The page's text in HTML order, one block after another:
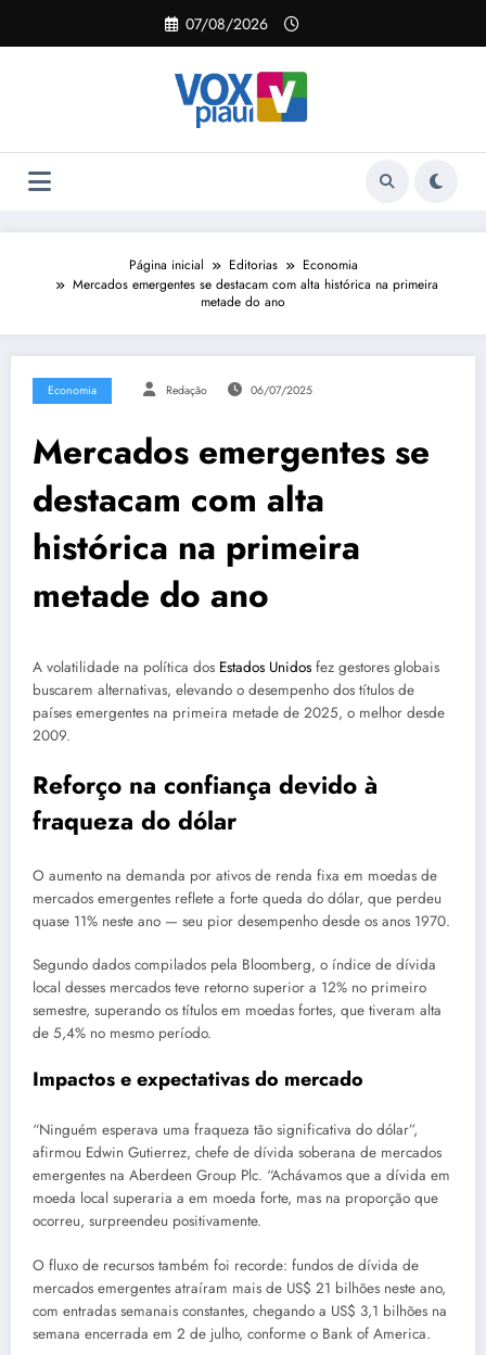
o
07/08/2026
Página inicial Editorias
Economia
Mercados emergentes se destacam com alta histórica na primeira
metade do ano
Economia Redação 06/07/2025
Mercados emergentes se
destacam com alta
histórica na primeira
metade do ano
A volatilidade na política dos Estados Unidos fez gestores globais
buscarem alternativas, elevando o desempenho dos títulos de
países emergentes na primeira metade de 2025, o melhor desde
2009.
Reforço na confiança devido à
fraqueza do dólar
O aumento na demanda por ativos de renda fixa em moedas de
mercados emergentes reflete a forte queda do dólar, que perdeu
quase 11% neste ano — seu pior desempenho desde os anos 1970.
Segundo dados compilados pela Bloomberg, o índice de dívida
local desses mercados teve retorno superior a 12% no primeiro
semestre, superando os títulos em moedas fortes, que tiveram alta
de 5,4% no mesmo período.
Impactos e expectativas do mercado
“Ninguém esperava uma fraqueza tão significativa do dólar”,
afirmou Edwin Gutierrez, chefe de dívida soberana de mercados
emergentes na Aberdeen Group Plc. “Achávamos que a dívida em
moeda local superaria a em moeda forte, mas na proporção que
ocorreu, surpreendeu positivamente.
O fluxo de recursos também foi recorde: fundos de dívida de
mercados emergentes atraíram mais de US$ 21 bilhões neste ano,
com entradas semanais constantes, chegando a US$ 3,1 bilhões na
semana encerrada em 2 de julho, conforme o Bank of America.